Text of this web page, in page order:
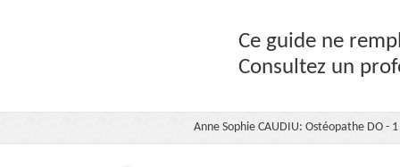
Ce guide ne
Consultez un
Anne Sophie CAUDIU: Ostéopathe DO -